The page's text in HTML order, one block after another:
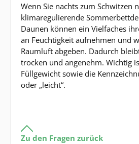
Wenn Sie nachts zum Schwitzen
klimaregulierende
Daunen können ein Vielfaches
an Feuchtigkeit aufnehmen und
Raumluft abgeben. Dadurch
trocken und angenehm. Wichtig
Füllgewicht sowie die
oder „leicht“.
Zu den Fragen zurück